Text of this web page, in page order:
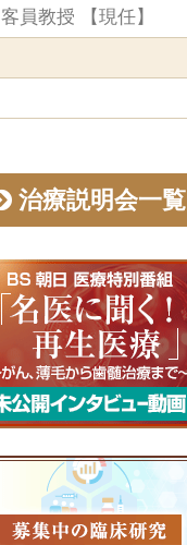
客員教授 【現任】
治療説明会一覧